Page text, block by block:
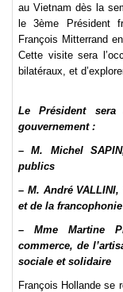
au Vietnam dès la
le 3ème Président
François Mitterrand
Cette visite sera
bilatéraux, et
Le Président sera
gouvernement :
– M. Michel
publics
– M. André
et de la francophonie
– Mme Martine
commerce, de
sociale et solidaire
François Hollande se